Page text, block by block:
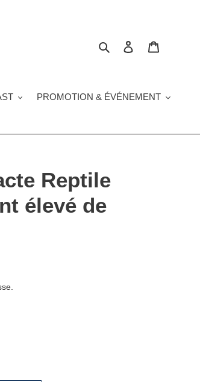
RechercherSe connecter
PROMOTION & ÉVÉNEMENT
Reptile
élevé de